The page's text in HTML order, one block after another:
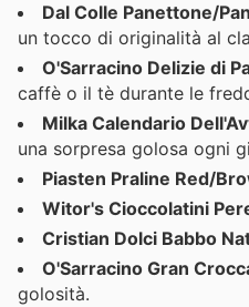
Dal Colle Panettone/
un tocco di originalità al
O'Sarracino Delizie di
caffè o il tè durante le
Milka Calendario
una sorpresa golosa ogni
Piasten Praline Red/
Witor's Cioccolatini
Cristian Dolci Babbo
O'Sarracino Gran
golosità.